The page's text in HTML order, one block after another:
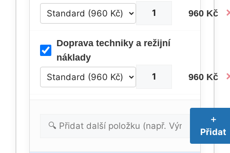
960 Kč
Doprava techniky a režijní
náklady
960 Kč
＋
Přidat